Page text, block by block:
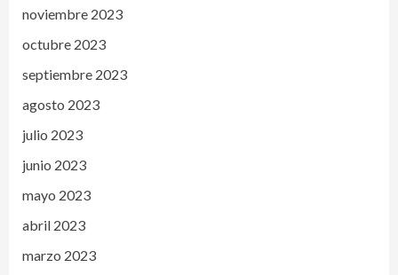
noviembre 2023
octubre 2023
septiembre 2023
agosto 2023
julio 2023
junio 2023
mayo 2023
abril 2023
marzo 2023